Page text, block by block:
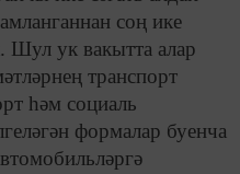
соң ике
Шул ук вакытта алар
транспорт
һәм социаль
формалар буенча